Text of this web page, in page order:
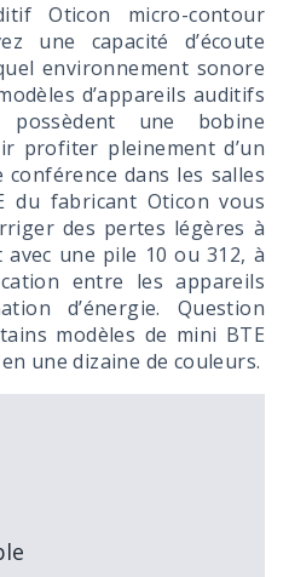
Oticon micro-contour
une capacité d’écoute
environnement sonore
d’appareils auditifs
possèdent une bobine
profiter pleinement d’un
conférence dans les salles
du fabricant Oticon vous
des pertes légères à
une pile 10 ou 312, à
entre les appareils
d’énergie. Question
modèles de mini BTE
une dizaine de couleurs.